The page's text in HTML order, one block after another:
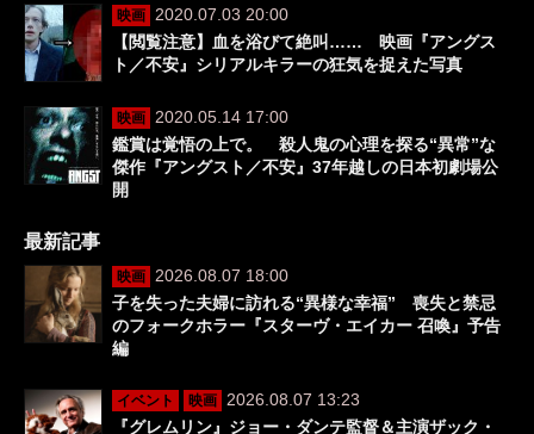
映画 2020.07.03 20:00
【閲覧注意】血を浴びて絶叫…… 映画『アングス
ト／不安』シリアルキラーの狂気を捉えた写真
映画 2020.05.14 17:00
鑑賞は覚悟の上で。 殺人鬼の心理を探る“異常”な
傑作『アングスト／不安』37年越しの日本初劇場公
開
最新記事
映画 2026.08.07 18:00
子を失った夫婦に訪れる“異様な幸福” 喪失と禁忌
のフォークホラー『スターヴ・エイカー 召喚』予告
編
イベント 映画 2026.08.07 13:23
『グレムリン』ジョー・ダンテ監督＆主演ザック・